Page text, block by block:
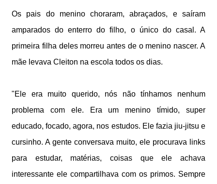
Os pais do menino choraram, abraçados, e saíram
amparados do enterro do filho, o único do casal. A
primeira filha deles morreu antes de o menino nascer. A
mãe levava Cleiton na escola todos os dias.
"Ele era muito querido, nós não tínhamos nenhum
problema com ele. Era um menino tímido, super
educado, focado, agora, nos estudos. Ele fazia jiu-jitsu e
cursinho. A gente conversava muito, ele procurava links
para estudar, matérias, coisas que ele achava
interessante ele compartilhava com os primos. Sempre